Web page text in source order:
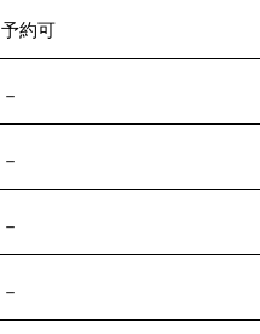
予約可
－
－
－
－